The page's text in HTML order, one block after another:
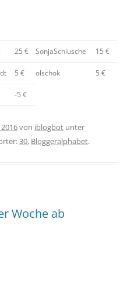
25 € SonjaSchlusche 15 €
5 € olschok 5 €
-5 €
von iblogbot unter
30, Bloggeralphabet.
Woche ab